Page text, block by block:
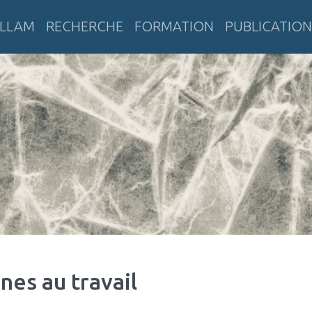
anciennes et modernes
RECHERCHE FORMATION
au travail